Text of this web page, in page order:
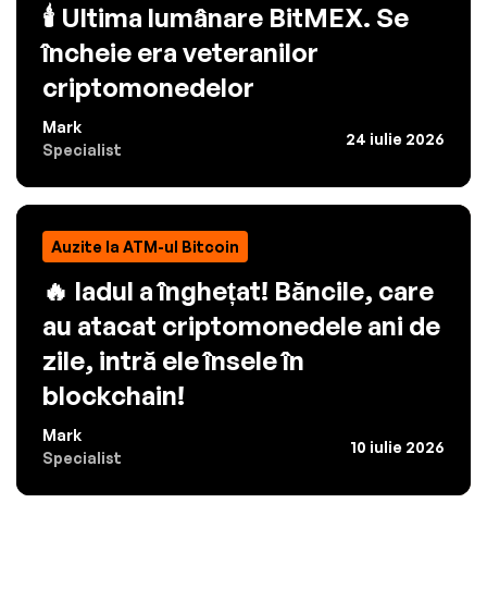
🕯️ Ultima lumânare BitMEX. Se
încheie era veteranilor
criptomonedelor
Mark
Specialist
24 iulie 2026
Auzite la ATM-ul Bitcoin
🔥 Iadul a înghețat! Băncile, care
au atacat criptomonedele ani de
zile, intră ele însele în
blockchain!
Mark
Specialist
10 iulie 2026